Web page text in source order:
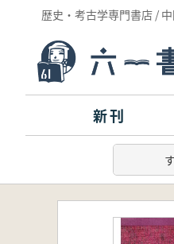
歴史・考古学専門書店 /
新刊